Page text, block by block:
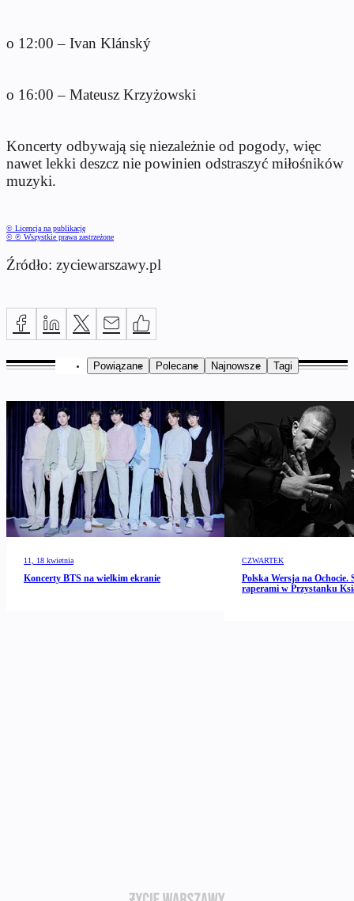
o 12:00 – Ivan Klánský
o 16:00 – Mateusz Krzyżowski
Koncerty odbywają się niezależnie od pogody, więc
nawet lekki deszcz nie powinien odstraszyć miłośników
muzyki.
© Licencja na publikację
© ℗ Wszystkie prawa zastrzeżone
Źródło: zyciewarszawy.pl
Powiązane Polecane Najnowsze Tagi
11, 18 kwietnia
Koncerty BTS na wielkim ekranie
CZWARTEK
Polska Wersja na Ochocie.
raperami w Przystanku